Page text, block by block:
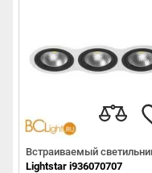
Встраиваемый
Lightstar i936070707